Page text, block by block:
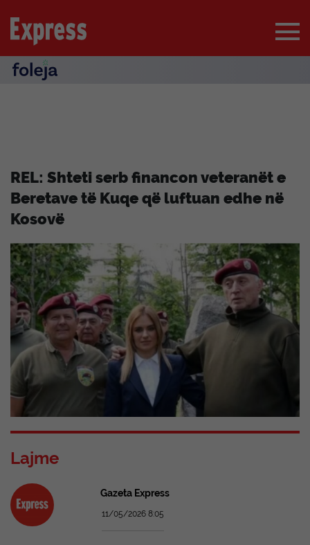
REL: Shteti serb financon veteranët e
Beretave të Kuqe që luftuan edhe në
Kosovë
Lajme
Gazeta Express
11/05/2026 8:05